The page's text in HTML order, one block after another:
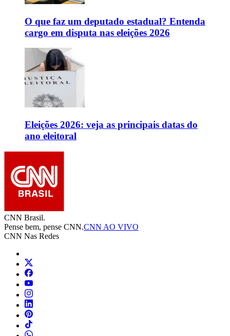
O que faz um deputado estadual? Entenda
cargo em disputa nas eleições 2026
Eleições 2026: veja as principais datas do
ano eleitoral
CNN Brasil.
Pense bem, pense CNN.CNN AO VIVO
CNN Nas Redes